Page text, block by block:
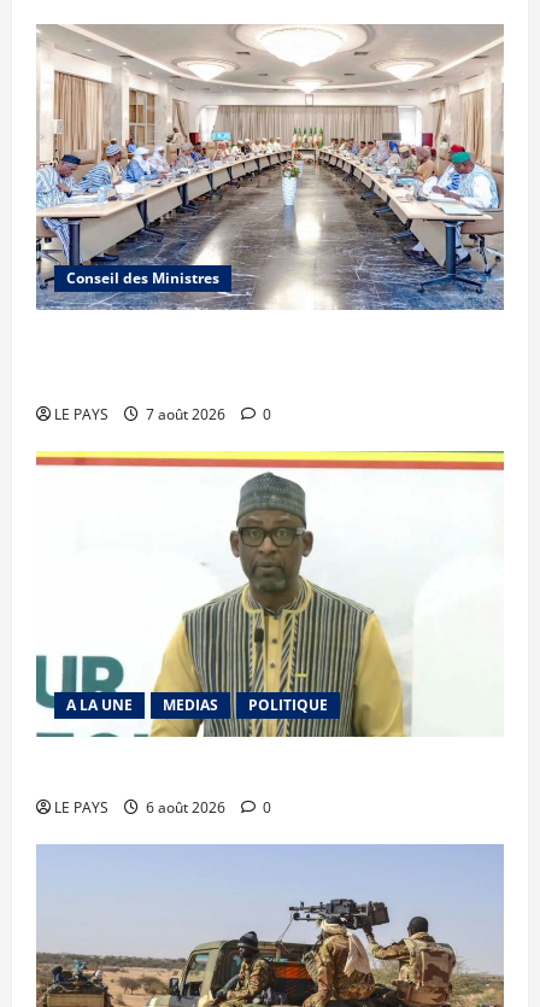
Conseil des Ministres
LE PAYS 7 août 2026 0
A LA UNE MEDIAS POLITIQUE
LE PAYS 6 août 2026 0